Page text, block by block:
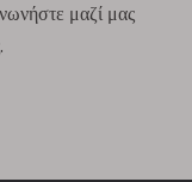
μαζί μας